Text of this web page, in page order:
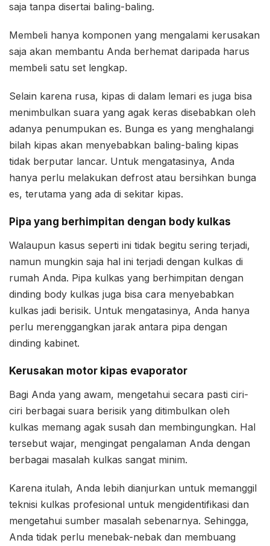
saja tanpa disertai baling-baling.
Membeli hanya komponen yang mengalami kerusakan
saja akan membantu Anda berhemat daripada harus
membeli satu set lengkap.
Selain karena rusa, kipas di dalam lemari es juga bisa
menimbulkan suara yang agak keras disebabkan oleh
adanya penumpukan es. Bunga es yang menghalangi
bilah kipas akan menyebabkan baling-baling kipas
tidak berputar lancar. Untuk mengatasinya, Anda
hanya perlu melakukan defrost atau bersihkan bunga
es, terutama yang ada di sekitar kipas.
Pipa yang berhimpitan dengan body kulkas
Walaupun kasus seperti ini tidak begitu sering terjadi,
namun mungkin saja hal ini terjadi dengan kulkas di
rumah Anda. Pipa kulkas yang berhimpitan dengan
dinding body kulkas juga bisa cara menyebabkan
kulkas jadi berisik. Untuk mengatasinya, Anda hanya
perlu merenggangkan jarak antara pipa dengan
dinding kabinet.
Kerusakan motor kipas evaporator
Bagi Anda yang awam, mengetahui secara pasti ciri-
ciri berbagai suara berisik yang ditimbulkan oleh
kulkas memang agak susah dan membingungkan. Hal
tersebut wajar, mengingat pengalaman Anda dengan
berbagai masalah kulkas sangat minim.
Karena itulah, Anda lebih dianjurkan untuk memanggil
teknisi kulkas profesional untuk mengidentifikasi dan
mengetahui sumber masalah sebenarnya. Sehingga,
Anda tidak perlu menebak-nebak dan membuang